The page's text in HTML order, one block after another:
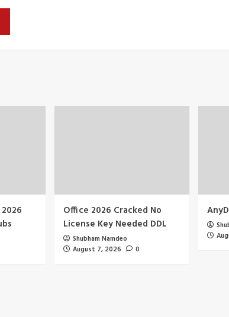
Office 2026 Cracked No
License Key Needed DDL
Shubham Namdeo
August 7, 2026
0